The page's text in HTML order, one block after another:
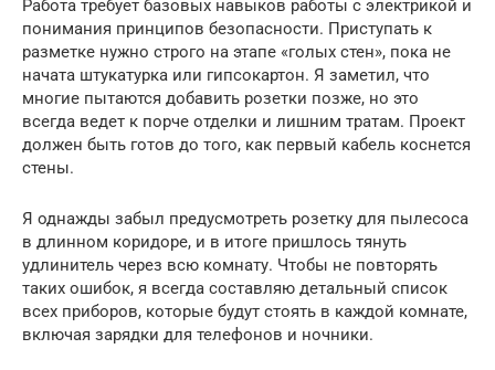
Работа требует базовых навыков работы с электрикой и
понимания принципов безопасности. Приступать к
разметке нужно строго на этапе «голых стен», пока не
начата штукатурка или гипсокартон. Я заметил, что
многие пытаются добавить розетки позже, но это
всегда ведет к порче отделки и лишним тратам. Проект
должен быть готов до того, как первый кабель коснется
стены.
Я однажды забыл предусмотреть розетку для пылесоса
в длинном коридоре, и в итоге пришлось тянуть
удлинитель через всю комнату. Чтобы не повторять
таких ошибок, я всегда составляю детальный список
всех приборов, которые будут стоять в каждой комнате,
включая зарядки для телефонов и ночники.